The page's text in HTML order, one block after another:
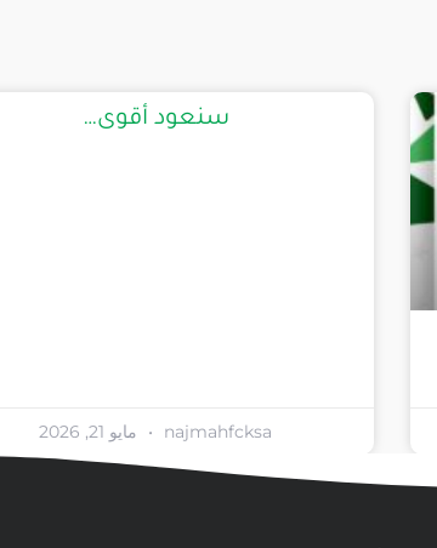
سنعود أقوى…
najmahfcksa مايو 21, 2026